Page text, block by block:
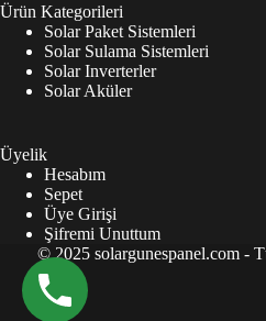
Ürün Kategorileri
Solar Paket Sistemleri
Solar Sulama Sistemleri
Solar Inverterler
Solar Aküler
Üyelik
Hesabım
Sepet
Üye Girişi
Şifremi Unuttum
© 2025 solargunespanel.com -